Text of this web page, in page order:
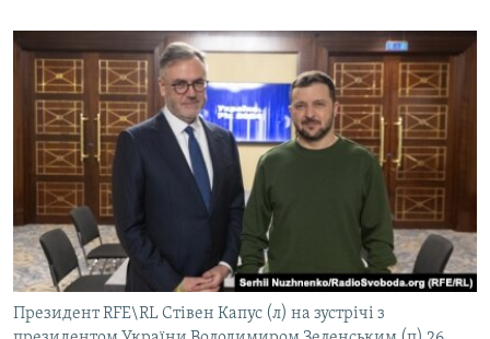
Президент RFE\RL Стівен Капус (л) на зустрічі з